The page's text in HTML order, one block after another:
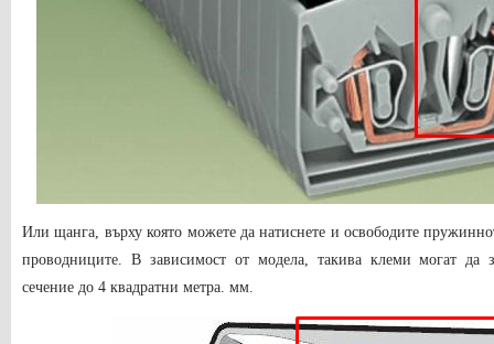
Или щанга, върху която можете да натиснете и освободите
проводниците. В зависимост от модела, такива клеми могат да
сечение до 4 квадратни метра. мм.